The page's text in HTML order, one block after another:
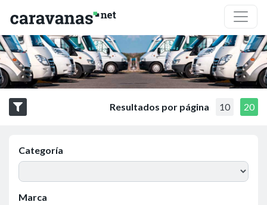
Resultados por página 10 20
Categoría
Marca